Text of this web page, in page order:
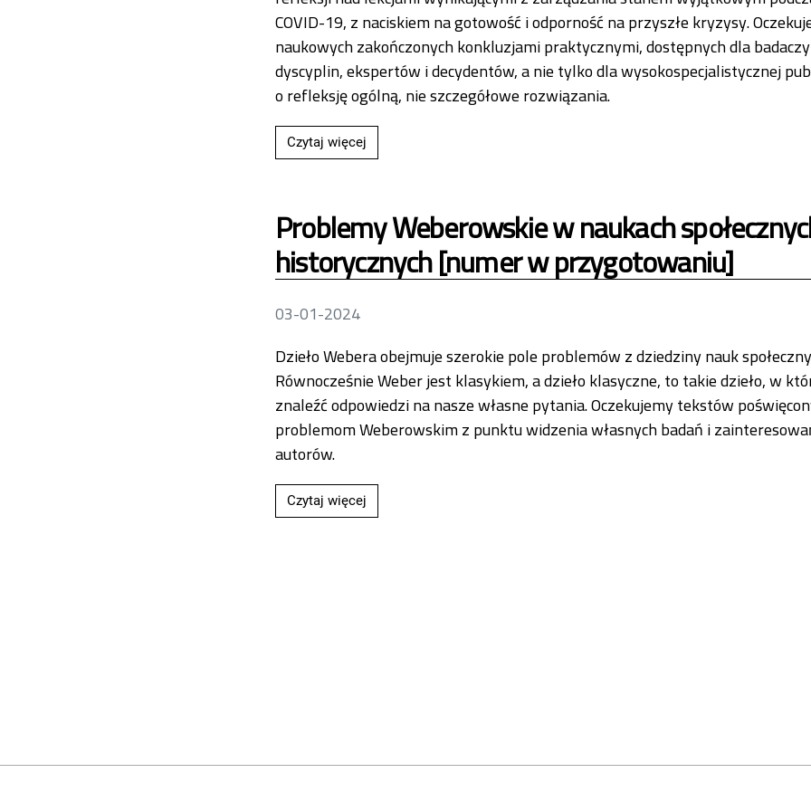
COVID-19, z naciskiem na gotowość i odporność na przyszłe kryzysy.
naukowych zakończonych konkluzjami praktycznymi, dostępnych dla
dyscyplin, ekspertów i decydentów, a nie tylko dla wysokospecjalistycznej
o refleksję ogólną, nie szczegółowe rozwiązania.
Czytaj więcej
Problemy Weberowskie w naukach
historycznych [numer w przygotowaniu]
03-01-2024
Dzieło Webera obejmuje szerokie pole problemów z dziedziny nauk
Równocześnie Weber jest klasykiem, a dzieło klasyczne, to takie dzieło, w
znaleźć odpowiedzi na nasze własne pytania. Oczekujemy tekstów
problemom Weberowskim z punktu widzenia własnych badań i
autorów.
Czytaj więcej